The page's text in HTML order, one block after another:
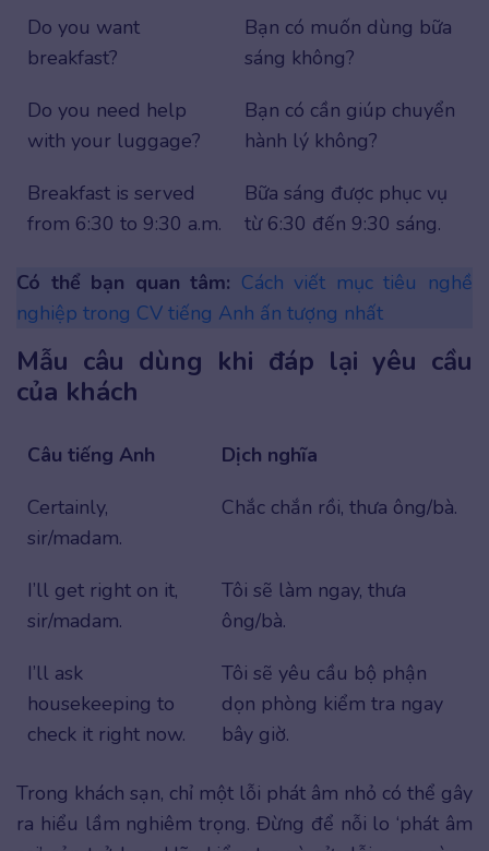
Do you want
breakfast?
Bạn có muốn dùng bữa
sáng không?
Do you need help
with your luggage?
Bạn có cần giúp chuyển
hành lý không?
Breakfast is served
from 6:30 to 9:30 a.m.
Bữa sáng được phục vụ
từ 6:30 đến 9:30 sáng.
Có thể bạn quan tâm: Cách viết mục tiêu nghề
nghiệp trong CV tiếng Anh ấn tượng nhất
Mẫu câu dùng khi đáp lại yêu cầu
của khách
Câu tiếng Anh
Dịch nghĩa
Certainly,
sir/madam.
Chắc chắn rồi, thưa ông/bà.
I’ll get right on it,
sir/madam.
Tôi sẽ làm ngay, thưa
ông/bà.
I’ll ask
housekeeping to
check it right now.
Tôi sẽ yêu cầu bộ phận
dọn phòng kiểm tra ngay
bây giờ.
Trong khách sạn, chỉ một lỗi phát âm nhỏ có thể gây
ra hiểu lầm nghiêm trọng. Đừng để nỗi lo ‘phát âm